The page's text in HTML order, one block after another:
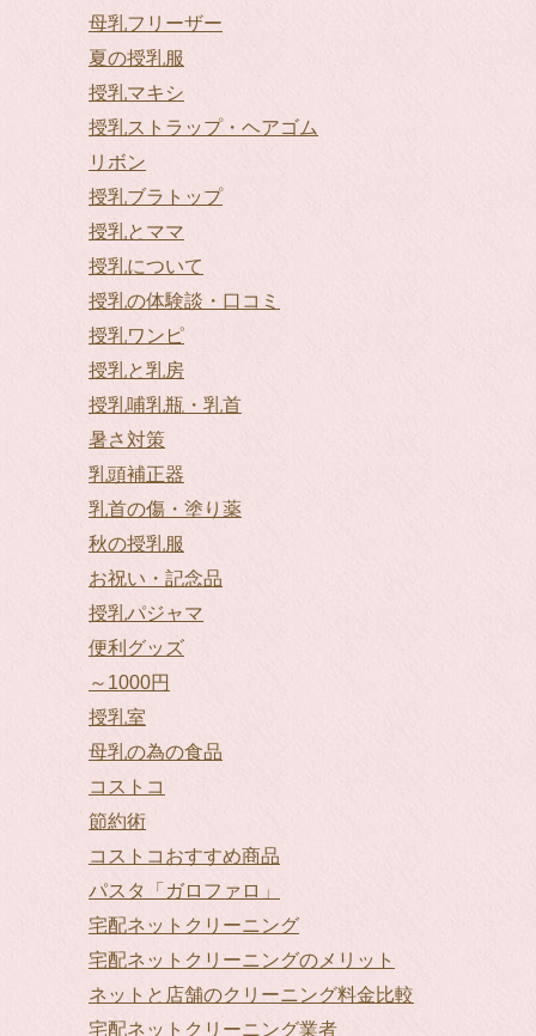
母乳フリーザー
夏の授乳服
授乳マキシ
授乳ストラップ・ヘアゴム
リボン
授乳ブラトップ
授乳とママ
授乳について
授乳の体験談・口コミ
授乳ワンピ
授乳と乳房
授乳哺乳瓶・乳首
暑さ対策
乳頭補正器
乳首の傷・塗り薬
秋の授乳服
お祝い・記念品
授乳パジャマ
便利グッズ
～1000円
授乳室
母乳の為の食品
コストコ
節約術
コストコおすすめ商品
パスタ「ガロファロ」
宅配ネットクリーニング
宅配ネットクリーニングのメリット
ネットと店舗のクリーニング料金比較
宅配ネットクリーニング業者